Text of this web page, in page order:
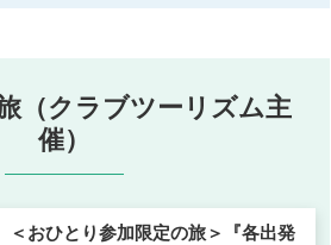
（クラブツーリズム主
催）
＜おひとり参加限定の旅＞『各出発